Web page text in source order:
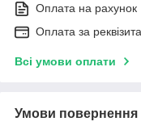
Оплата на рахунок
Оплата за
Всі умови оплати
Умови повернення